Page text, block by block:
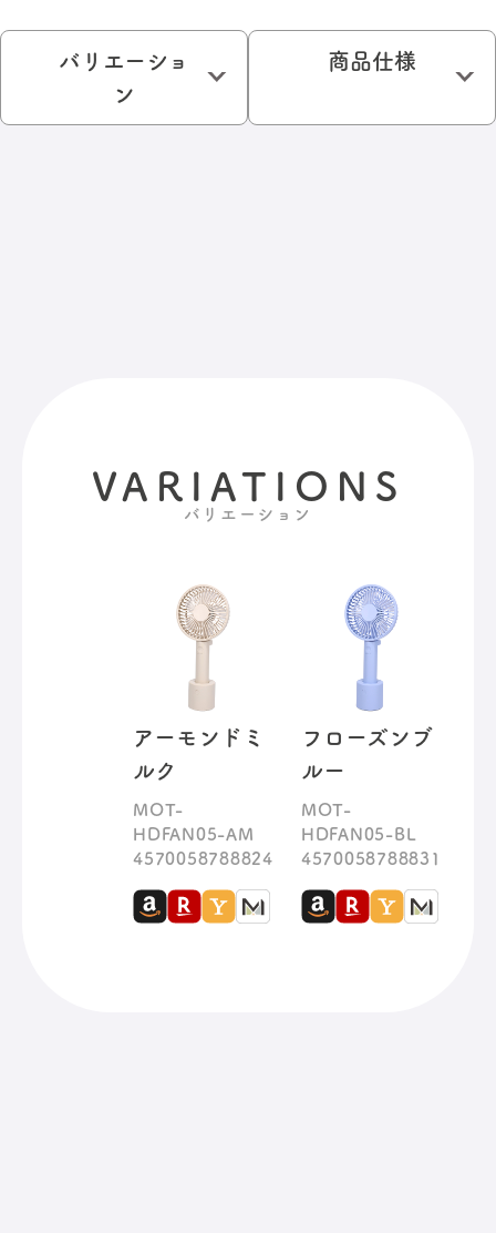
バリエーショ
ン
商品仕様
VARIATIONS
バリエーション
アーモンドミ
ルク
MOT-
HDFAN05-AM
4570058788824
フローズンブ
ルー
MOT-
HDFAN05-BL
4570058788831